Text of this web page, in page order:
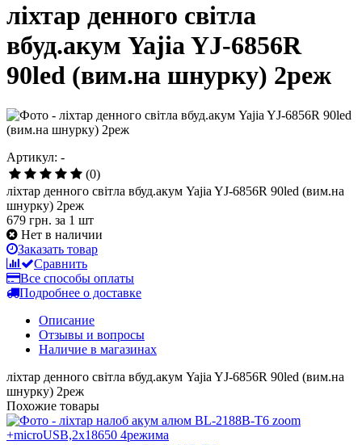
ліхтар денного світла
вбуд.акум Yajia YJ-6856R
90led (вим.на шнурку) 2реж
Артикул: -
(0)
ліхтар денного світла вбуд.акум Yajia YJ-6856R 90led (вим.на
шнурку) 2реж
679 грн. за 1 шт
Нет в наличии
Заказать товар
Сравнить
Все способы оплаты
Подробнее о доставке
Описание
Отзывы и вопросы
Наличие в магазинах
ліхтар денного світла вбуд.акум Yajia YJ-6856R 90led (вим.на
шнурку) 2реж
Похожие товары